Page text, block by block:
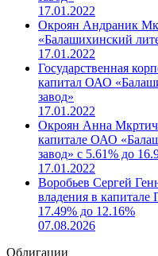
Государственная
капитала ОАО
завод»
17.01.2022
Окроян Андраник
«Балашихинский
17.01.2022
Государственная
капитал ОАО
завод»
17.01.2022
Окроян Анна
капитале ОАО
завод» с 5.61% до
17.01.2022
владения в капитале